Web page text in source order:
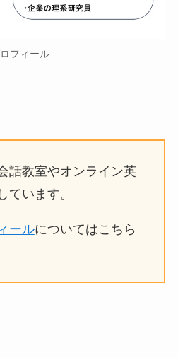
フィール
話教室やオンライン英
ています。
ールについてはこちら